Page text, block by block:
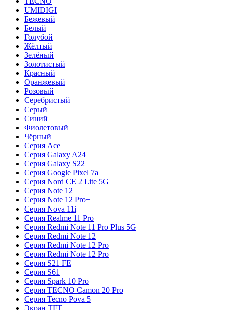
UMIDIGI
Бежевый
Белый
Голубой
Жёлтый
Зелёный
Золотистый
Красный
Оранжевый
Розовый
Серебристый
Серый
Синий
Фиолетовый
Чёрный
Серия Ace
Серия Galaxy A24
Серия Galaxy S22
Серия Google Pixel 7a
Серия Nord CE 2 Lite 5G
Серия Note 12
Серия Note 12 Pro+
Серия Nova 11i
Серия Realme 11 Pro
Серия Redmi Note 11 Pro Plus 5G
Серия Redmi Note 12
Серия Redmi Note 12 Pro
Серия Redmi Note 12 Pro
Серия S21 FE
Серия S61
Серия Spark 10 Pro
Серия TECNO Camon 20 Pro
Серия Tecno Pova 5
Экран TFT